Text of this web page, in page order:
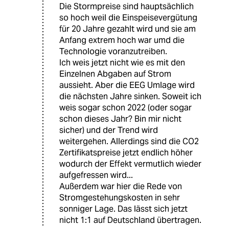
Die Stormpreise sind hauptsächlich
so hoch weil die Einspeisevergütung
für 20 Jahre gezahlt wird und sie am
Anfang extrem hoch war umd die
Technologie voranzutreiben.
Ich weis jetzt nicht wie es mit den
Einzelnen Abgaben auf Strom
aussieht. Aber die EEG Umlage wird
die nächsten Jahre sinken. Soweit ich
weis sogar schon 2022 (oder sogar
schon dieses Jahr? Bin mir nicht
sicher) und der Trend wird
weitergehen. Allerdings sind die CO2
Zertifikatspreise jetzt endlich höher
wodurch der Effekt vermutlich wieder
aufgefressen wird...
Außerdem war hier die Rede von
Stromgestehungskosten in sehr
sonniger Lage. Das lässt sich jetzt
nicht 1:1 auf Deutschland übertragen.